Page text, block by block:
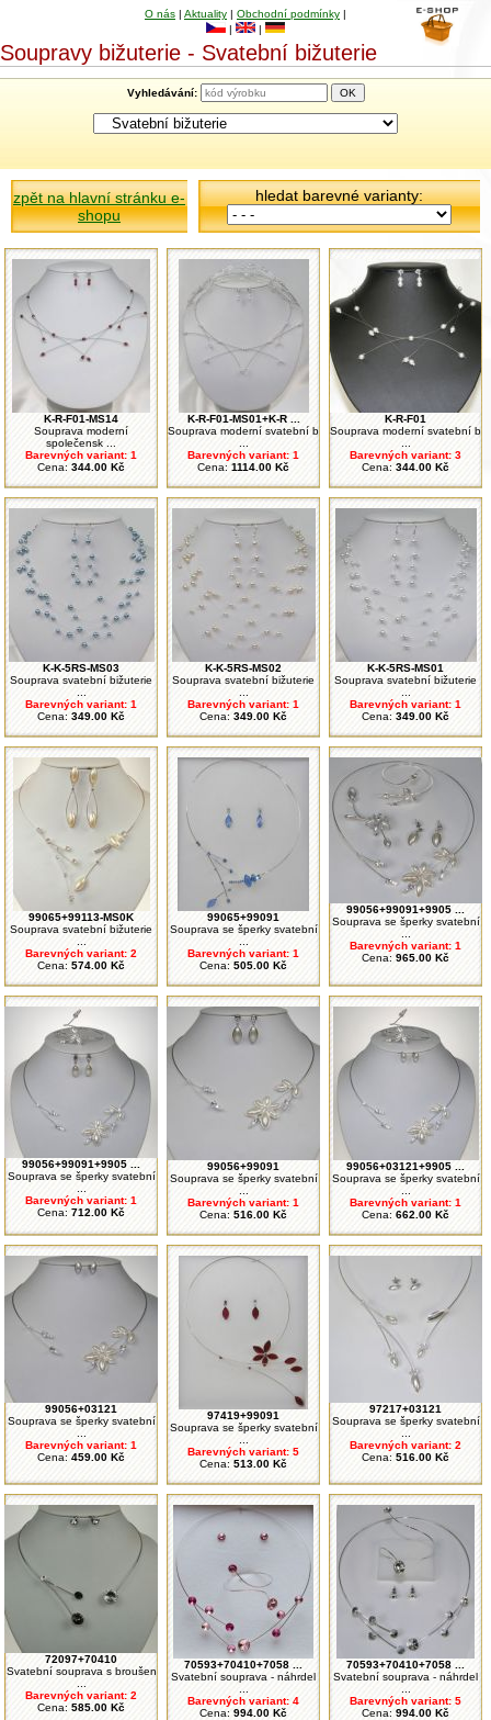
O nás | Aktuality | Obchodní podmínky |
|
|
Soupravy bižuterie - Svatební bižuterie
Vyhledávání:
zpět na hlavní stránku e-
shopu
hledat barevné varianty:
K-R-F01-MS14
Souprava moderní
společensk ...
Barevných variant: 1
Cena: 344.00 Kč
K-R-F01-MS01+K-R ...
Souprava moderní svatební b
Barevných variant: 1
Cena: 1114.00 Kč
K-R-F01
Souprava moderní svatební b
Barevných variant: 3
Cena: 344.00 Kč
K-K-5RS-MS03
Souprava svatební bižuterie
Barevných variant: 1
Cena: 349.00 Kč
K-K-5RS-MS02
Souprava svatební bižuterie
Barevných variant: 1
Cena: 349.00 Kč
K-K-5RS-MS01
Souprava svatební bižuterie
Barevných variant: 1
Cena: 349.00 Kč
99065+99113-MS0K
Souprava svatební bižuterie
Barevných variant: 2
Cena: 574.00 Kč
99065+99091
Souprava se šperky svatební
Barevných variant: 1
Cena: 505.00 Kč
99056+99091+9905 ...
Souprava se šperky svatební
Barevných variant: 1
Cena: 965.00 Kč
99056+99091+9905 ...
Souprava se šperky svatební
Barevných variant: 1
Cena: 712.00 Kč
99056+99091
Souprava se šperky svatební
Barevných variant: 1
Cena: 516.00 Kč
99056+03121+9905 ...
Souprava se šperky svatební
Barevných variant: 1
Cena: 662.00 Kč
99056+03121
Souprava se šperky svatební
Barevných variant: 1
Cena: 459.00 Kč
97419+99091
Souprava se šperky svatební
Barevných variant: 5
Cena: 513.00 Kč
97217+03121
Souprava se šperky svatební
Barevných variant: 2
Cena: 516.00 Kč
72097+70410
Svatební souprava s broušen
Barevných variant: 2
Cena: 585.00 Kč
70593+70410+7058 ...
Svatební souprava - náhrdel
Barevných variant: 4
Cena: 994.00 Kč
70593+70410+7058 ...
Svatební souprava - náhrdel
Barevných variant: 5
Cena: 994.00 Kč